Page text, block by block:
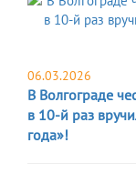
06.03.2026
В Волгограде
в 10-й раз
года»!